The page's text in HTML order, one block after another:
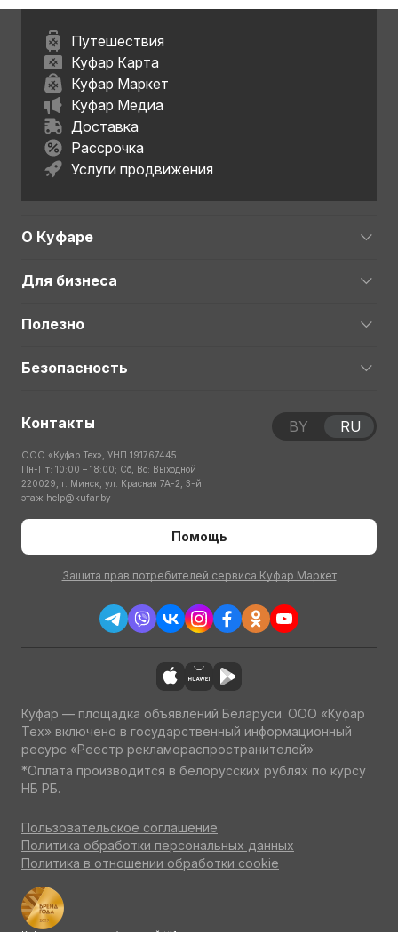
Путешествия
Куфар Карта
Куфар Маркет
Куфар Медиа
Доставка
Рассрочка
Услуги продвижения
О Куфаре
Для бизнеса
Полезно
Безопасность
Контакты
ООО «Куфар Тех», УНП 191767445
Пн-Пт: 10:00 – 18:00; Сб, Вс: Выходной
220029, г. Минск, ул. Красная 7А-2, 3-й
этаж help@kufar.by
Помощь
Защита прав потребителей сервиса Куфар Маркет
BY RU
Куфар — площадка объявлений Беларуси. ООО «Куфар
Тех» включено в государственный информационный
ресурс «Реестр рекламораспространителей»
*Оплата производится в белорусских рублях по курсу
НБ РБ.
Пользовательское соглашение
Политика обработки персональных данных
Политика в отношении обработки cookie